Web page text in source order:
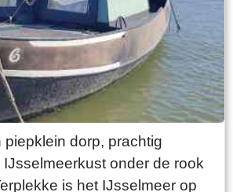
dorp, prachtig
onder de rook
is het IJsselmeer op